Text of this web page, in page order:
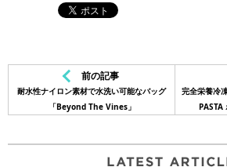
前の記事
耐水性ナイロン素材で水洗い可能なバッグ
「Beyond The Vines」
完全栄養冷
PASTA